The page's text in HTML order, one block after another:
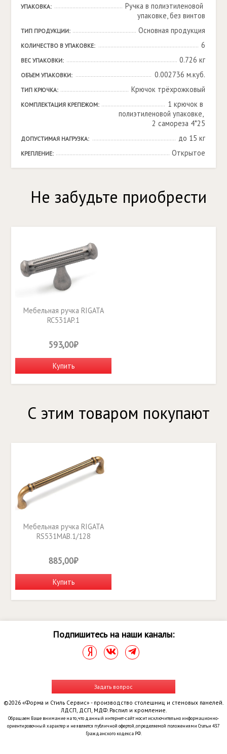
УПАКОВКА:
Ручка в полиэтиленовой
упаковке, без винтов
ТИП ПРОДУКЦИИ: Основная продукция
КОЛИЧЕСТВО В УПАКОВКЕ: 6
ВЕС УПАКОВКИ: 0.726 кг
ОБЪЕМ УПАКОВКИ: 0.002736 м.куб.
ТИП КРЮЧКА: Крючок трёхрожковый
КОМПЛЕКТАЦИЯ КРЕПЕЖОМ:
1 крючок в
полиэтиленовой упаковке,
2 самореза 4*25
ДОПУСТИМАЯ НАГРУЗКА: до 15 кг
КРЕПЛЕНИЕ: Открытое
Не забудьте приобрести
Мебельная ручка RIGATA
RC531AP.1
593,00₽
Купить
С этим товаром покупают
Мебельная ручка RIGATA
RS531MAB.1/128
885,00₽
Купить
Подпишитесь на наши каналы:
Задать вопрос
©2026 «Форма и Стиль Сервис» - производство столешниц и стеновых панелей.
ЛДСП, ДСП, МДФ. Распил и кромление.
Обращаем Ваше внимание на то, что данный интернет-сайт носит исключительно информационно-
ориентировочный характер и не является публичной офертой, определяемой положениями Статьи 437
Гражданского кодекса РФ.